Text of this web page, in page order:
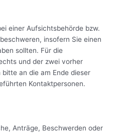
einer Aufsichtsbehörde bzw.
insofern Sie einen
sollten. Für die
und der zwei vorher
an die am Ende dieser
Kontaktpersonen.
Anträge, Beschwerden oder